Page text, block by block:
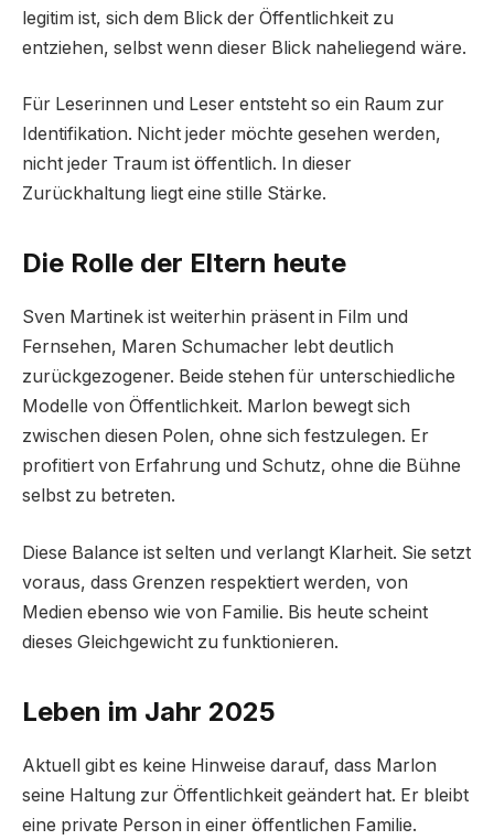
legitim ist, sich dem Blick der Öffentlichkeit zu
entziehen, selbst wenn dieser Blick naheliegend wäre.
Für Leserinnen und Leser entsteht so ein Raum zur
Identifikation. Nicht jeder möchte gesehen werden,
nicht jeder Traum ist öffentlich. In dieser
Zurückhaltung liegt eine stille Stärke.
Die Rolle der Eltern heute
Sven Martinek ist weiterhin präsent in Film und
Fernsehen, Maren Schumacher lebt deutlich
zurückgezogener. Beide stehen für unterschiedliche
Modelle von Öffentlichkeit. Marlon bewegt sich
zwischen diesen Polen, ohne sich festzulegen. Er
profitiert von Erfahrung und Schutz, ohne die Bühne
selbst zu betreten.
Diese Balance ist selten und verlangt Klarheit. Sie setzt
voraus, dass Grenzen respektiert werden, von
Medien ebenso wie von Familie. Bis heute scheint
dieses Gleichgewicht zu funktionieren.
Leben im Jahr 2025
Aktuell gibt es keine Hinweise darauf, dass Marlon
seine Haltung zur Öffentlichkeit geändert hat. Er bleibt
eine private Person in einer öffentlichen Familie.